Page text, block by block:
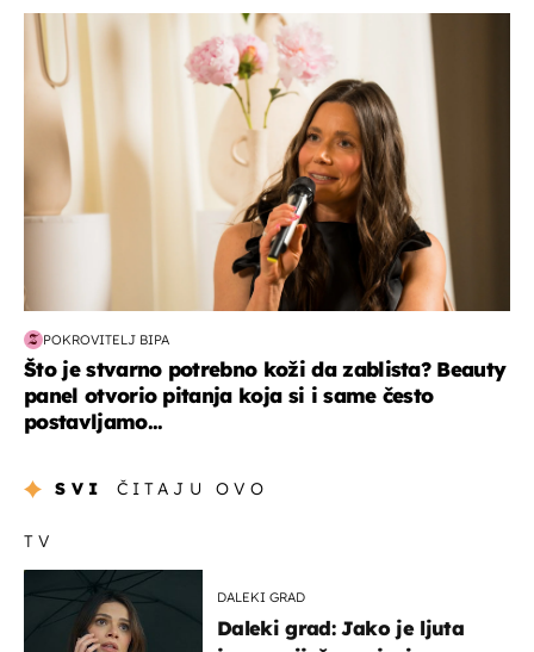
moda & ljepota
POKROVITELJ BIPA
Što je stvarno potrebno koži da zablista? Beauty
panel otvorio pitanja koja si i same često
postavljamo...
SVI ČITAJU OVO
TV
DALEKI GRAD
Daleki grad: Jako je ljuta